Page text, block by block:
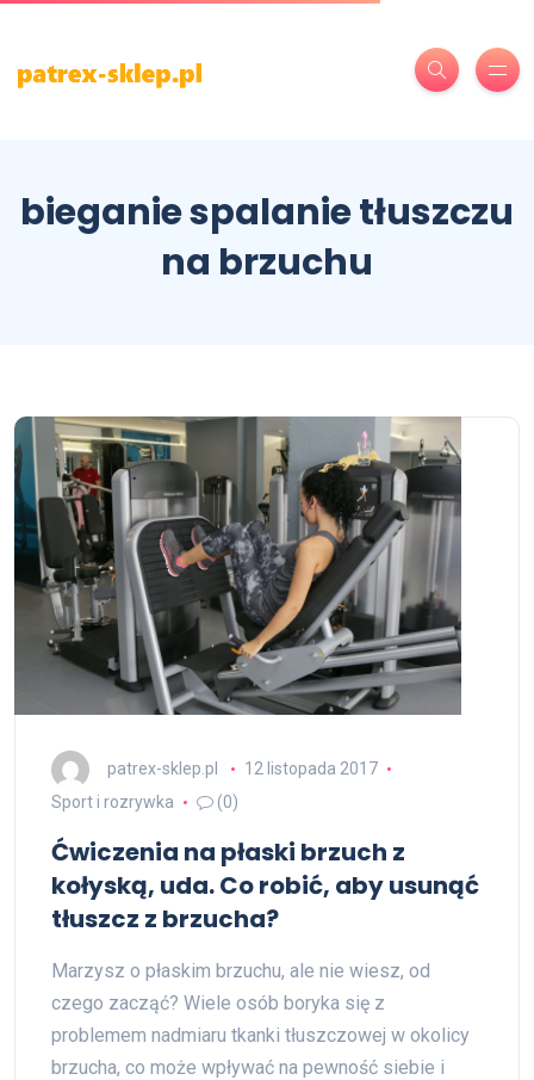
bieganie spalanie tłuszczu
na brzuchu
patrex-sklep.pl
12 listopada 2017
Sport i rozrywka
(0)
Ćwiczenia na płaski brzuch z
kołyską, uda. Co robić, aby usunąć
tłuszcz z brzucha?
Marzysz o płaskim brzuchu, ale nie wiesz, od
czego zacząć? Wiele osób boryka się z
problemem nadmiaru tkanki tłuszczowej w okolicy
brzucha, co może wpływać na pewność siebie i